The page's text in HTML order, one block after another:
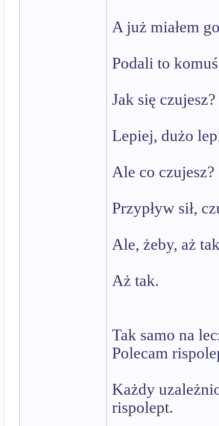
A już miałem
Podali to
Jak się czujesz?
Lepiej, dużo
Ale co czujesz?
Przypływ sił,
Ale, żeby, aż
Aż tak.
Tak samo na
Polecam
Każdy
rispolept.